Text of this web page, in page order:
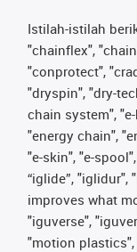
Istilah-istilah
"chainflex",
"conprotect",
"dryspin", "dry-
chain system",
"energy chain",
"e-skin", "e-
“iglide”, "iglidur",
improves what
"iguverse",
"motion